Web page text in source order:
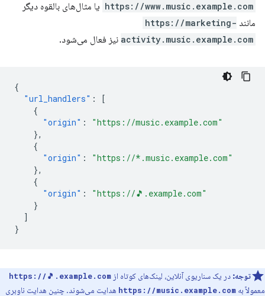
https://www.music.example.com یا مثال‌های بالقوه دیگر
مانند https://marketing-
activity.music.example.com نیز فعال می‌شود.
{
"url_handlers" :
[
{
"origin" :
"https://music.example.com"
},
{
"origin" :
"https://*.music.example.com"
},
{
"origin" :
"https://🎵.example.com"
}
]
}
توجه: در یک سناریوی آنلاین، لینک‌های کوتاه از https://🎵.example.com
معمولاً به https://music.example.com هدایت می‌شوند. چنین هدایت ناوبری